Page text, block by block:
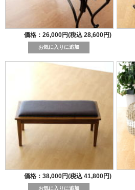
価格：26,000円(税込 28,600円)
価格：38,000円(税込 41,800円)